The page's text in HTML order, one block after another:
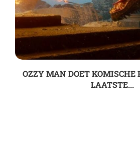
OZZY MAN DOET KOMISCHE
LAATSTE...